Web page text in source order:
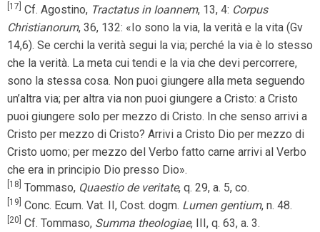
[17] Cf. Agostino, Tractatus in Ioannem, 13, 4: Corpus
Christianorum, 36, 132: «Io sono la via, la verità e la vita (Gv
14,6). Se cerchi la verità segui la via; perché la via è lo stesso
che la verità. La meta cui tendi e la via che devi percorrere,
sono la stessa cosa. Non puoi giungere alla meta seguendo
un’altra via; per altra via non puoi giungere a Cristo: a Cristo
puoi giungere solo per mezzo di Cristo. In che senso arrivi a
Cristo per mezzo di Cristo? Arrivi a Cristo Dio per mezzo di
Cristo uomo; per mezzo del Verbo fatto carne arrivi al Verbo
che era in principio Dio presso Dio».
[18] Tommaso, Quaestio de veritate, q. 29, a. 5, co.
[19] Conc. Ecum. Vat. II, Cost. dogm. Lumen gentium, n. 48.
[20] Cf. Tommaso, Summa theologiae, III, q. 63, a. 3.